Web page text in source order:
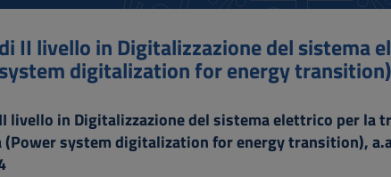
II livello in Digitalizzazione del sistema
digitalization for energy transition)
livello in Digitalizzazione del sistema elettrico per la
(Power system digitalization for energy transition),